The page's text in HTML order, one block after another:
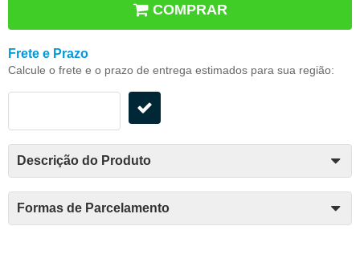
COMPRAR
Frete e Prazo
Calcule o frete e o prazo de entrega estimados para sua região:
Descrição do Produto
Formas de Parcelamento